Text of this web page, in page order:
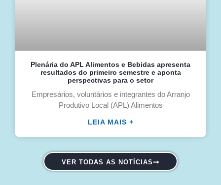
Plenária do APL Alimentos e Bebidas apresenta
resultados do primeiro semestre e aponta
perspectivas para o setor
Empresários, voluntários e integrantes do Arranjo
Produtivo Local (APL) Alimentos
LEIA MAIS +
VER TODAS AS NOTÍCIAS